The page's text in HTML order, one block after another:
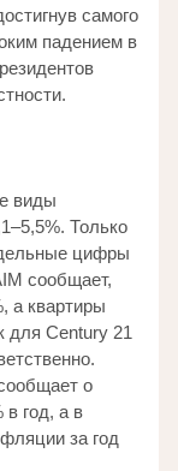
самого
падением в
виды
Только
цифры
сообщает,
а квартиры
для Century 21
о
в год, а в
за год